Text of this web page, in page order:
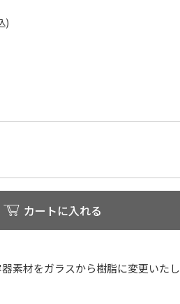
カートに入れる
素材をガラスから樹脂に変更いたし